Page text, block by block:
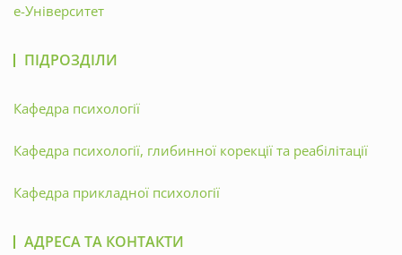
е-Університет
ПІДРОЗДІЛИ
Кафедра психології
Кафедра психології, глибинної корекції та реабілітації
Кафедра прикладної психології
АДРЕСА ТА КОНТАКТИ